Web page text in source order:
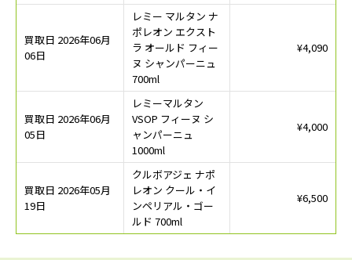
買取日 2026年06月
06日
レミー マルタン ナ
ポレオン エクスト
ラ オールド フィー
ヌ シャンパーニュ
700ml
¥4,090
買取日 2026年06月
05日
レミーマルタン
VSOP フィーヌ シ
ャンパーニュ
1000ml
¥4,000
買取日 2026年05月
19日
クルボアジェ ナポ
レオン クール・イ
ンペリアル・ゴー
ルド 700ml
¥6,500